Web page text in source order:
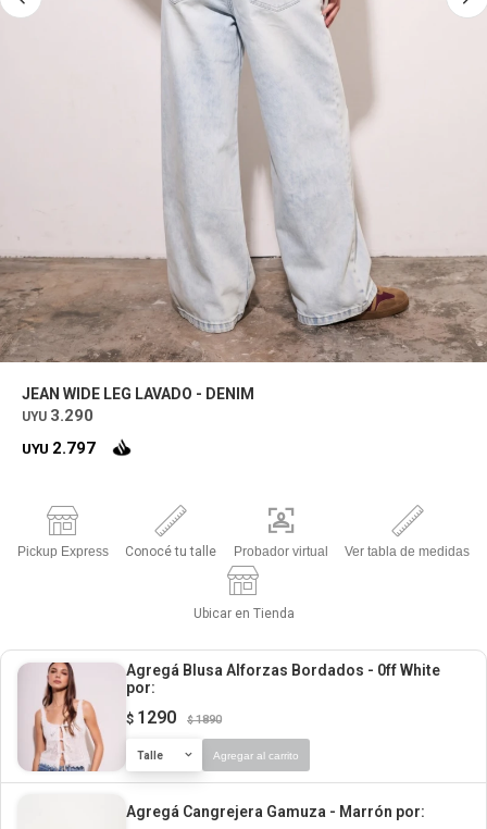
JEAN WIDE LEG LAVADO - DENIM
UYU 3.290
UYU 2.797
Pickup Express Conocé tu talle Probador virtual Ver tabla de medidas
Ubicar en Tienda
Agregá Blusa Alforzas Bordados - 0ff White
por:
$ 1290 $ 1890
Talle Agregar al carrito
Agregá Cangrejera Gamuza - Marrón por: